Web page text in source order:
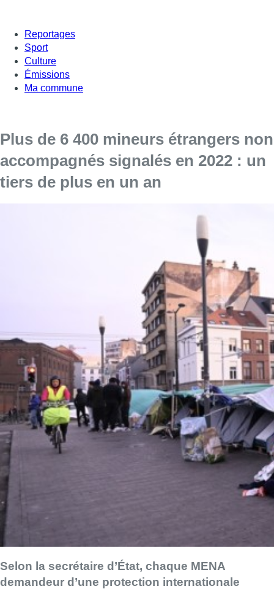
Reportages
Sport
Culture
Émissions
Ma commune
Plus de 6 400 mineurs étrangers non
accompagnés signalés en 2022 : un
tiers de plus en un an
Selon la secrétaire d’État, chaque MENA
demandeur d’une protection internationale